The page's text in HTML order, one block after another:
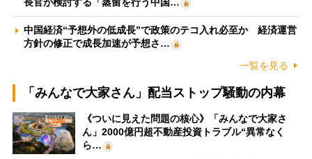
中国経済“予想外の低成長”で政策のテコ入れ必至か 経済運営
方針の修正で成長加速が予想さ…
一覧を見る
「みんなで大家さん」配当ストップ騒動の内幕
《ついに見えた問題の核心》「みんなで大家さ
ん」2000億円超不動産投資トラブル“異常なく
ら…